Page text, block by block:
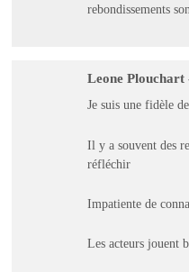
rebondissements
Leone Plouchart
Je suis une fidèle
Il y a souvent des
réfléchir
Impatiente de
Les acteurs jouent